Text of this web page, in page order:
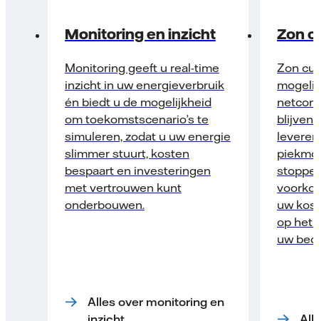
Monitoring en inzicht
Monitoring geeft u real-time
inzicht in uw energieverbruik
én biedt u de mogelijkheid
om toekomstscenario’s te
simuleren, zodat u uw energie
slimmer stuurt, kosten
bespaart en investeringen
met vertrouwen kunt
onderbouwen.
Alles over monitoring en
Zon
Zon
blijven
uw
op het
uw